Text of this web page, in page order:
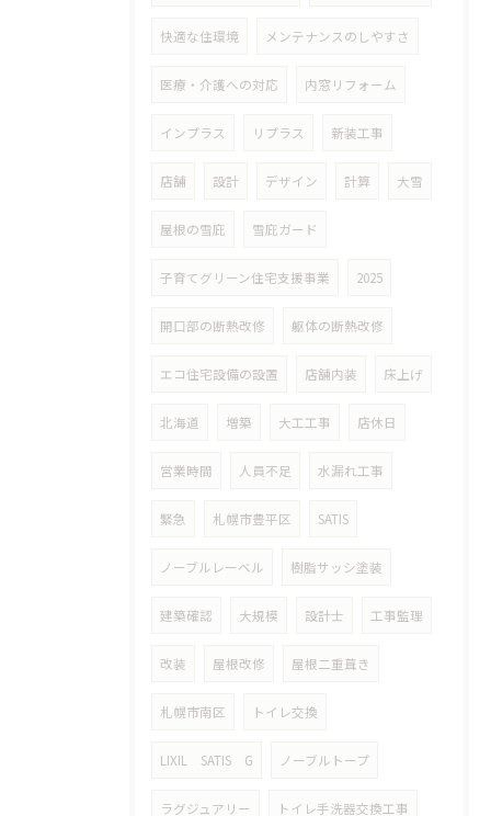
快適な住環境 メンテナンスのしやすさ
医療・介護への対応 内窓リフォーム
インプラス リプラス 新装工事
店舗 設計 デザイン 計算 大雪
屋根の雪庇 雪庇ガード
子育てグリーン住宅支援事業 2025
開口部の断熱改修 躯体の断熱改修
エコ住宅設備の設置 店舗内装 床上げ
北海道 増築 大工工事 店休日
営業時間 人員不足 水漏れ工事
緊急 札幌市豊平区 SATIS
ノーブルレーベル 樹脂サッシ塗装
建築確認 大規模 設計士 工事監理
改装 屋根改修 屋根二重葺き
札幌市南区 トイレ交換
LIXIL SATIS G ノーブルトープ
ラグジュアリー トイレ手洗器交換工事